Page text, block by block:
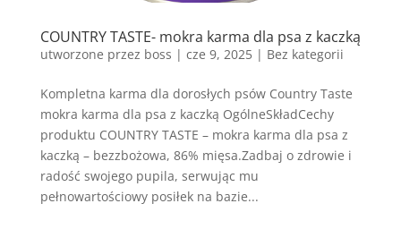
COUNTRY TASTE- mokra karma dla psa z kaczką
utworzone przez boss | cze 9, 2025| Bez kategorii
Kompletna karma dla dorosłych psów Country Taste
mokra karma dla psa z kaczką OgólneSkładCechy
produktu COUNTRY TASTE – mokra karma dla psa z
kaczką – bezzbożowa, 86% mięsa.Zadbaj o zdrowie i
radość swojego pupila, serwując mu
pełnowartościowy posiłek na bazie...